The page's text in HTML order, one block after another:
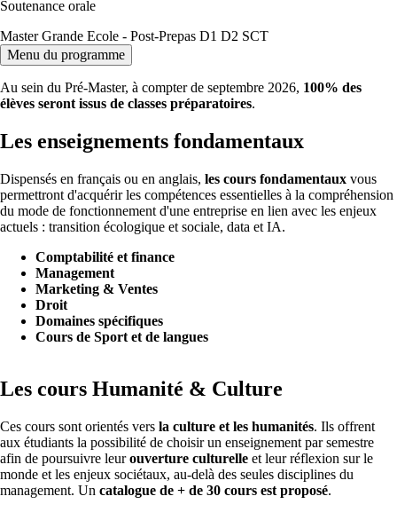
Soutenance orale
Master Grande Ecole - Post-Prepas D1 D2 SCT
Menu du programme
Au sein du Pré-Master, à compter de septembre 2026, 100% des
élèves seront issus de classes préparatoires.
Les enseignements fondamentaux
Dispensés en français ou en anglais, les cours fondamentaux vous
permettront d'acquérir les compétences essentielles à la compréhension
du mode de fonctionnement d'une entreprise en lien avec les enjeux
actuels : transition écologique et sociale, data et IA.
Comptabilité et finance
Management
Marketing & Ventes
Droit
Domaines spécifiques
Cours de Sport et de langues
Les cours Humanité & Culture
Ces cours sont orientés vers la culture et les humanités. Ils offrent
aux étudiants la possibilité de choisir un enseignement par semestre
afin de poursuivre leurouverture culturelle et leur réflexion sur le
monde et les enjeux sociétaux, au-delà des seules disciplines du
management. Un catalogue de + de 30 cours est proposé.